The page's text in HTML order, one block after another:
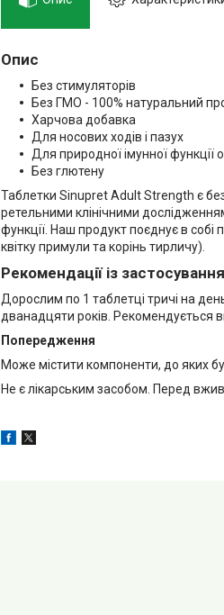
Опис
Без стимуляторів
Без ГМО - 100% натуральний
Харчова добавка
Для носових ходів і пазух
Для природної імунної функції
Без глютену
Таблетки Sinupret Adult Strength є
ретельними клінічними
функції. Наш продукт поєднує в собі
квітку примули та корінь тирличу).
Рекомендації із застосування
Дорослим по 1 таблетці тричі на
дванадцяти років. Рекомендується
Попередження
Може містити компоненти, до яких
Не є лікарським засобом. Перед